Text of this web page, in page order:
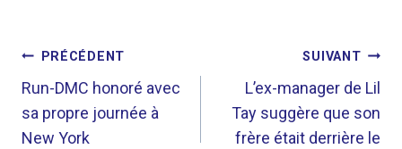
NAVIGATION
DE
L’ARTICLE
PRÉCÉDENT
Run-DMC honoré avec
sa propre journée à
New York
SUIVANT
L’ex-manager de Lil
Tay suggère que son
frère était derrière le